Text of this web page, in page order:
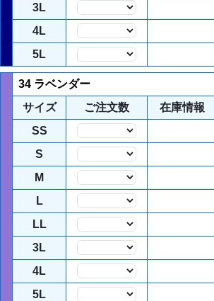
3L
4L
5L
34 ラベンダー
サイズ
ご注文数 在庫情報
SS
S
M
L
LL
3L
4L
5L